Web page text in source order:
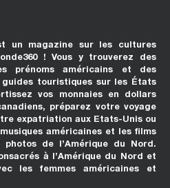
un magazine sur les cultures
! Vous y trouverez des
prénoms américains et des
guides touristiques sur les États
vos monnaies en dollars
préparez votre voyage
expatriation aux Etats-Unis ou
américaines et les films
de l’Amérique du Nord.
à l’Amérique du Nord et
les femmes américaines et